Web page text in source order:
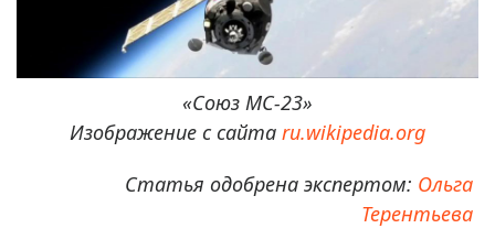
«Союз МС-23»
Изображение с сайта ru.wikipedia.org
Статья одобрена экспертом: Ольга
Терентьева